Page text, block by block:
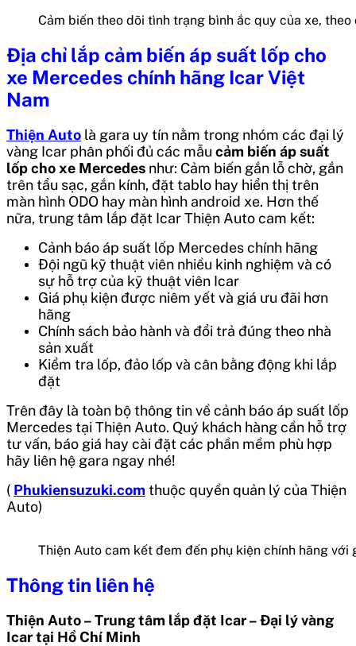
Cảm biến theo dõi tình trạng bình ắc quy của xe,
Địa chỉ lắp cảm biến áp suất lốp cho
xe Mercedes chính hãng IcarViệt
Nam
Thiện Auto là gara uy tín nằm trong nhóm các đại lý
vàng Icar phân phối đủ các mẫu cảm biến áp suất
lốp cho xe Mercedes như: Cảm biến gắn lỗ chờ, gắn
trên tẩu sạc, gắn kính, đặt tablo hay hiển thị trên
màn hình ODO hay màn hình android xe. Hơn thế
nữa, trung tâm lắp đặt Icar Thiện Auto cam kết:
Cảnh báo áp suất lốp Mercedes chính hãng
Đội ngũ kỹ thuật viên nhiều kinh nghiệm và có
sự hỗ trợ của kỹ thuật viên Icar
Giá phụ kiện được niêm yết và giá ưu đãi hơn
hãng
Chính sách bảo hành và đổi trả đúng theo nhà
sản xuất
Kiểm tra lốp, đảo lốp và cân bằng động khi lắp
đặt
Trên đây là toàn bộ thông tin vềcảnh báo áp suất lốp
Mercedestại Thiện Auto. Quý khách hàng cần hỗ trợ
tư vấn, báo giá hay cài đặt các phần mềm phù hợp
hãy liên hệ gara ngay nhé!
( Phukiensuzuki.comthuộc quyền quản lý của Thiện
Auto)
Thiện Auto cam kết đem đến phụ kiện chính hãng
Thông tin liên hệ
Thiện Auto – Trung tâm lắp đặt Icar – Đại lý vàng
Icar tại Hồ Chí Minh